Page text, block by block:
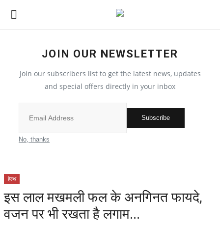
मुख्य समाचार
छत्तीसगढ़
All
JOIN OUR NEWSLETTER
Join our subscribers list to get the latest news, updates
and special offers directly in your inbox
Subscribe
No, thanks
हेल्थ
इस लाल मखमली फल के अनगिनत फायदे,
वजन पर भी रखता है लगाम...